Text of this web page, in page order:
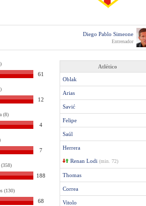
Diego Pablo Simeone
Entrenador
61
12
(8)
4
7
188
(130)
68
Atlético
Oblak
Arias
Savić
Felipe
Saúl
Herrera
Renan Lodi (min. 72)
Thomas
Correa
Vitolo